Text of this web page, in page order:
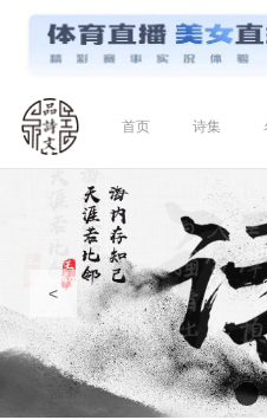
首页 诗集
<